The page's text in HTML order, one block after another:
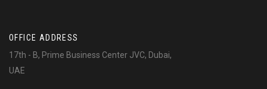
OFFICE ADDRESS
17th - B, Prime Business Center JVC, Dubai,
UAE